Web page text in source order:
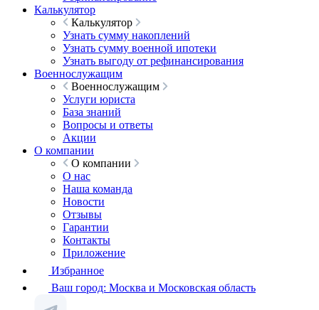
Калькулятор
Калькулятор
Узнать сумму накоплений
Узнать сумму военной ипотеки
Узнать выгоду от рефинансирования
Военнослужащим
Военнослужащим
Услуги юриста
База знаний
Вопросы и ответы
Акции
О компании
О компании
О нас
Наша команда
Новости
Отзывы
Гарантии
Контакты
Приложение
Избранное
Ваш город: Москва и Московская область